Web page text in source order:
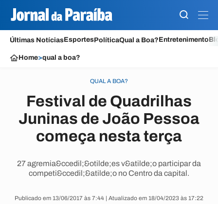
Últimas NotíciasEsportesPolíticaQual a Boa?Entretenimento
Home>qual a boa?
QUAL A BOA?
Festival de Quadrilhas
Juninas de João Pessoa
começa nesta terça
27 agremia&ccedil;&otilde;es v&atilde;o participar da
competi&ccedil;&atilde;o no Centro da capital.
Publicado em 13/06/2017 às 7:44 | Atualizado em 18/04/2023 às 17:22